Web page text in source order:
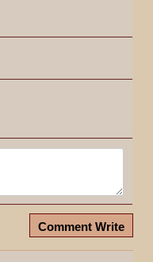
Comment Write